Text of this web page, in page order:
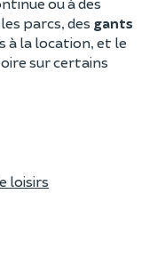
parcs, des gants
à la location, et le
sur certains
loisirs